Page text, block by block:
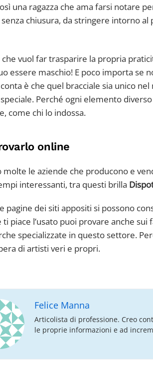
una ragazza che ama farsi notare
chiusura, da stringere intorno al
vuol far trasparire la propria
essere maschio! E poco importa se
è che quel bracciale sia unico
Perché ogni elemento
come chi lo indossa.
online
molte le aziende che producono e
interessanti, tra questi brilla
pagine dei siti appositi si possono
ti piace l’usato puoi provare anche
specializzate in questo settore.
di artisti veri e propri.
Felice Manna
Articolista di professione. Creo
le proprie informazioni e ad